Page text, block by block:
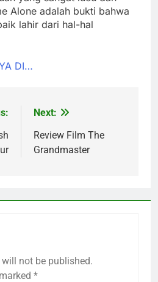
Alone adalah bukti bahwa
lahir dari hal-hal
DI…
Next:
Review Film The
Grandmaster
not be published.
*